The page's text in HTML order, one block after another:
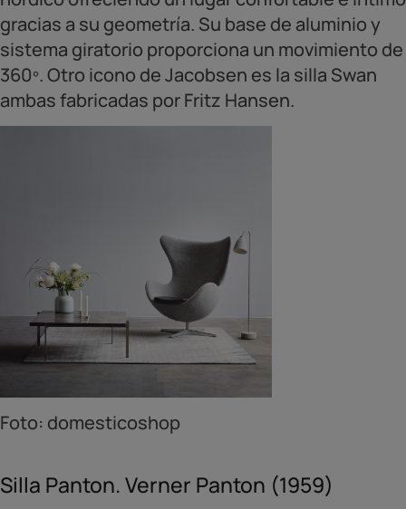
gracias a su geometría. Su base de aluminio y
sistema giratorio proporciona un movimiento de
360º. Otro icono de Jacobsen es la silla Swan
ambas fabricadas por Fritz Hansen.
Foto: domesticoshop
Silla Panton. Verner Panton (1959)